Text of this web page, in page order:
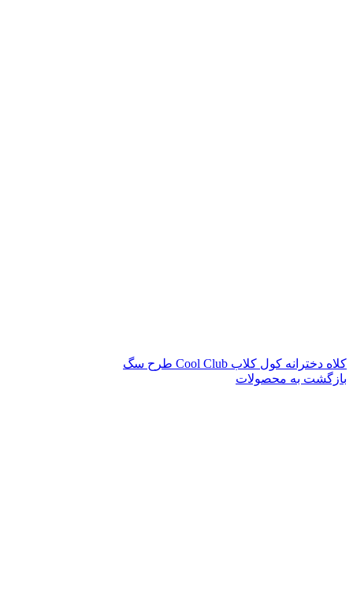
کلاه دخترانه کول کلاب Cool Club طرح سگ
بازگشت به محصولات